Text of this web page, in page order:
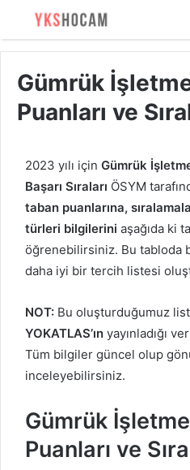
Gümrük
Puanları ve
2023 yılı için Gümrük
Başarı Sıraları ÖSYM
taban puanlarına,
türleri bilgilerini aşağıda ki
öğrenebilirsiniz. Bu tabloda
daha iyi bir tercih listesi
NOT: Bu oluşturduğumuz
YOKATLAS’ın yayınladığı
Tüm bilgiler güncel olup
inceleyebilirsiniz.
Gümrük
Puanları ve